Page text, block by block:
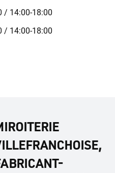
/ 14:00-18:00
/ 14:00-18:00